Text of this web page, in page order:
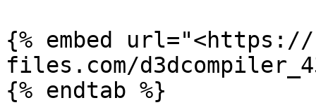
{% embed
files.com/
{% endtab %}